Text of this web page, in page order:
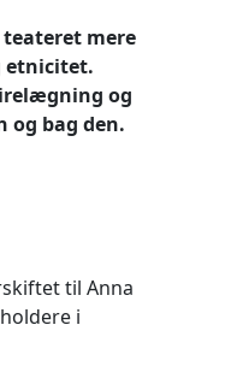
mere
etnicitet.
og
og bag den.
til Anna
i